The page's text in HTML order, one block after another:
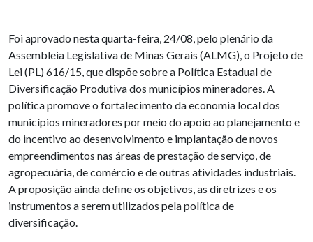
Foi aprovado nesta quarta-feira, 24/08, pelo plenário da
Assembleia Legislativa de Minas Gerais (ALMG), o Projeto de
Lei (PL) 616/15, que dispõe sobre a Política Estadual de
Diversificação Produtiva dos municípios mineradores. A
política promove o fortalecimento da economia local dos
municípios mineradores por meio do apoio ao planejamento e
do incentivo ao desenvolvimento e implantação de novos
empreendimentos nas áreas de prestação de serviço, de
agropecuária, de comércio e de outras atividades industriais.
A proposição ainda define os objetivos, as diretrizes e os
instrumentos a serem utilizados pela política de
diversificação.